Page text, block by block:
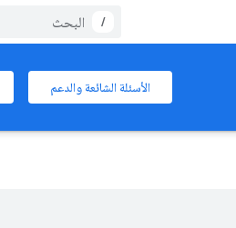
/
الأسئلة الشائعة والدعم